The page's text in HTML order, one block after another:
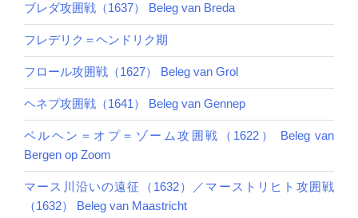
ブレダ攻囲戦（1637） Beleg van Breda
フレデリク＝ヘンドリク期
フロール攻囲戦（1627） Beleg van Grol
ヘネプ攻囲戦（1641） Beleg van Gennep
ベルヘン＝オプ＝ゾーム攻囲戦（1622） Beleg van
Bergen op Zoom
マース川沿いの遠征（1632）／マーストリヒト攻囲戦
（1632） Beleg van Maastricht